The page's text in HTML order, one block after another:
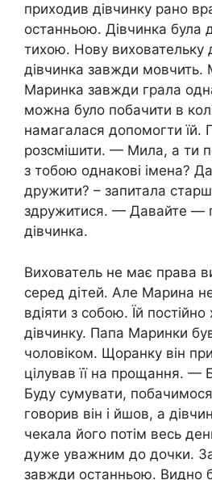
приходив дівчинку рано
останньою. Дівчинка була
тихою. Нову виховательку
дівчинка завжди мовчить.
Маринка завжди грала
можна було побачити в
намагалася допомогти їй.
розсмішити. — Мила, а ти
з тобою однакові імена?
дружити? – запитала
здружитися. — Давайте —
дівчинка.
Вихователь не має права
серед дітей. Але Марина
вдіяти з собою. Їй постійно
дівчинку. Папа Маринки
чоловіком. Щоранку він
цілував її на прощання. —
Буду сумувати,
говорив він і йшов, а
чекала його потім весь
дуже уважним до дочки.
завжди останньою. Видно